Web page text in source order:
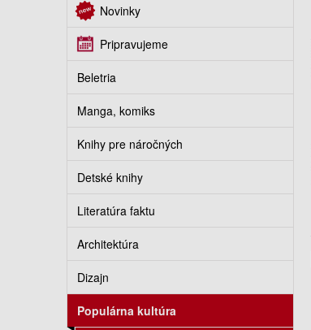
Novinky
Pripravujeme
Beletria
Manga, komiks
Knihy pre náročných
Detské knihy
Literatúra faktu
Architektúra
Dizajn
Populárna kultúra